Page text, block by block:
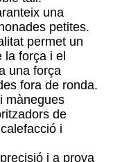
una
petites.
permet un
la força i el
una força
fora de ronda.
mànegues
de
i
i a prova